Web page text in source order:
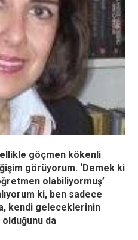
göçmen kökenli
görüyorum. ‘Demek ki
olabiliyormuş’
ki, ben sadece
kendi geleceklerinin
olduğunu da